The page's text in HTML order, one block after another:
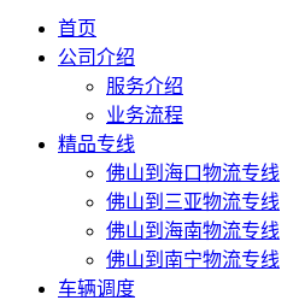
首页
公司介绍
服务介绍
业务流程
精品专线
佛山到海口物流专线
佛山到三亚物流专线
佛山到海南物流专线
佛山到南宁物流专线
车辆调度